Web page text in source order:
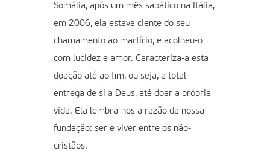
Somália, após um mês sabático na Itália,
em 2006, ela estava ciente do seu
chamamento ao martírio, e acolheu-o
com lucidez e amor. Caracteriza-a esta
doação até ao fim, ou seja, a total
entrega de si a Deus, até doar a própria
vida. Ela lembra-nos a razão da nossa
fundação: ser e viver entre os não-
cristãos.